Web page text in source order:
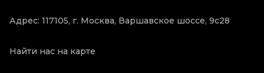
Адрес: 117105, г. Москва, Варшавское шоссе, 9с28
Найти нас на карте